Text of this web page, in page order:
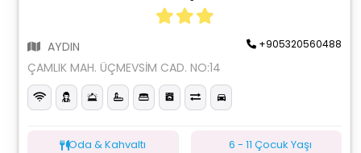
AYDIN +905320560488
ÇAMLIK MAH. ÜÇMEVSİM CAD. NO:14
Oda & Kahvaltı 6 - 11 Çocuk Yaşı